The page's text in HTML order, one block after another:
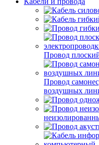
Провод
Провод
воздушных